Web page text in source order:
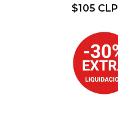
$105 CLP